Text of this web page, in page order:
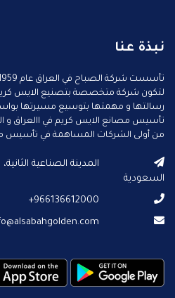
نبذة عنا
لتكون شركة متخصصة بتصنيع الايس
رسالتها و مهمتها بتوسيع مسيرتها
من أولى الشركات المساهمة في تأسيس
السعودية
966136612000+